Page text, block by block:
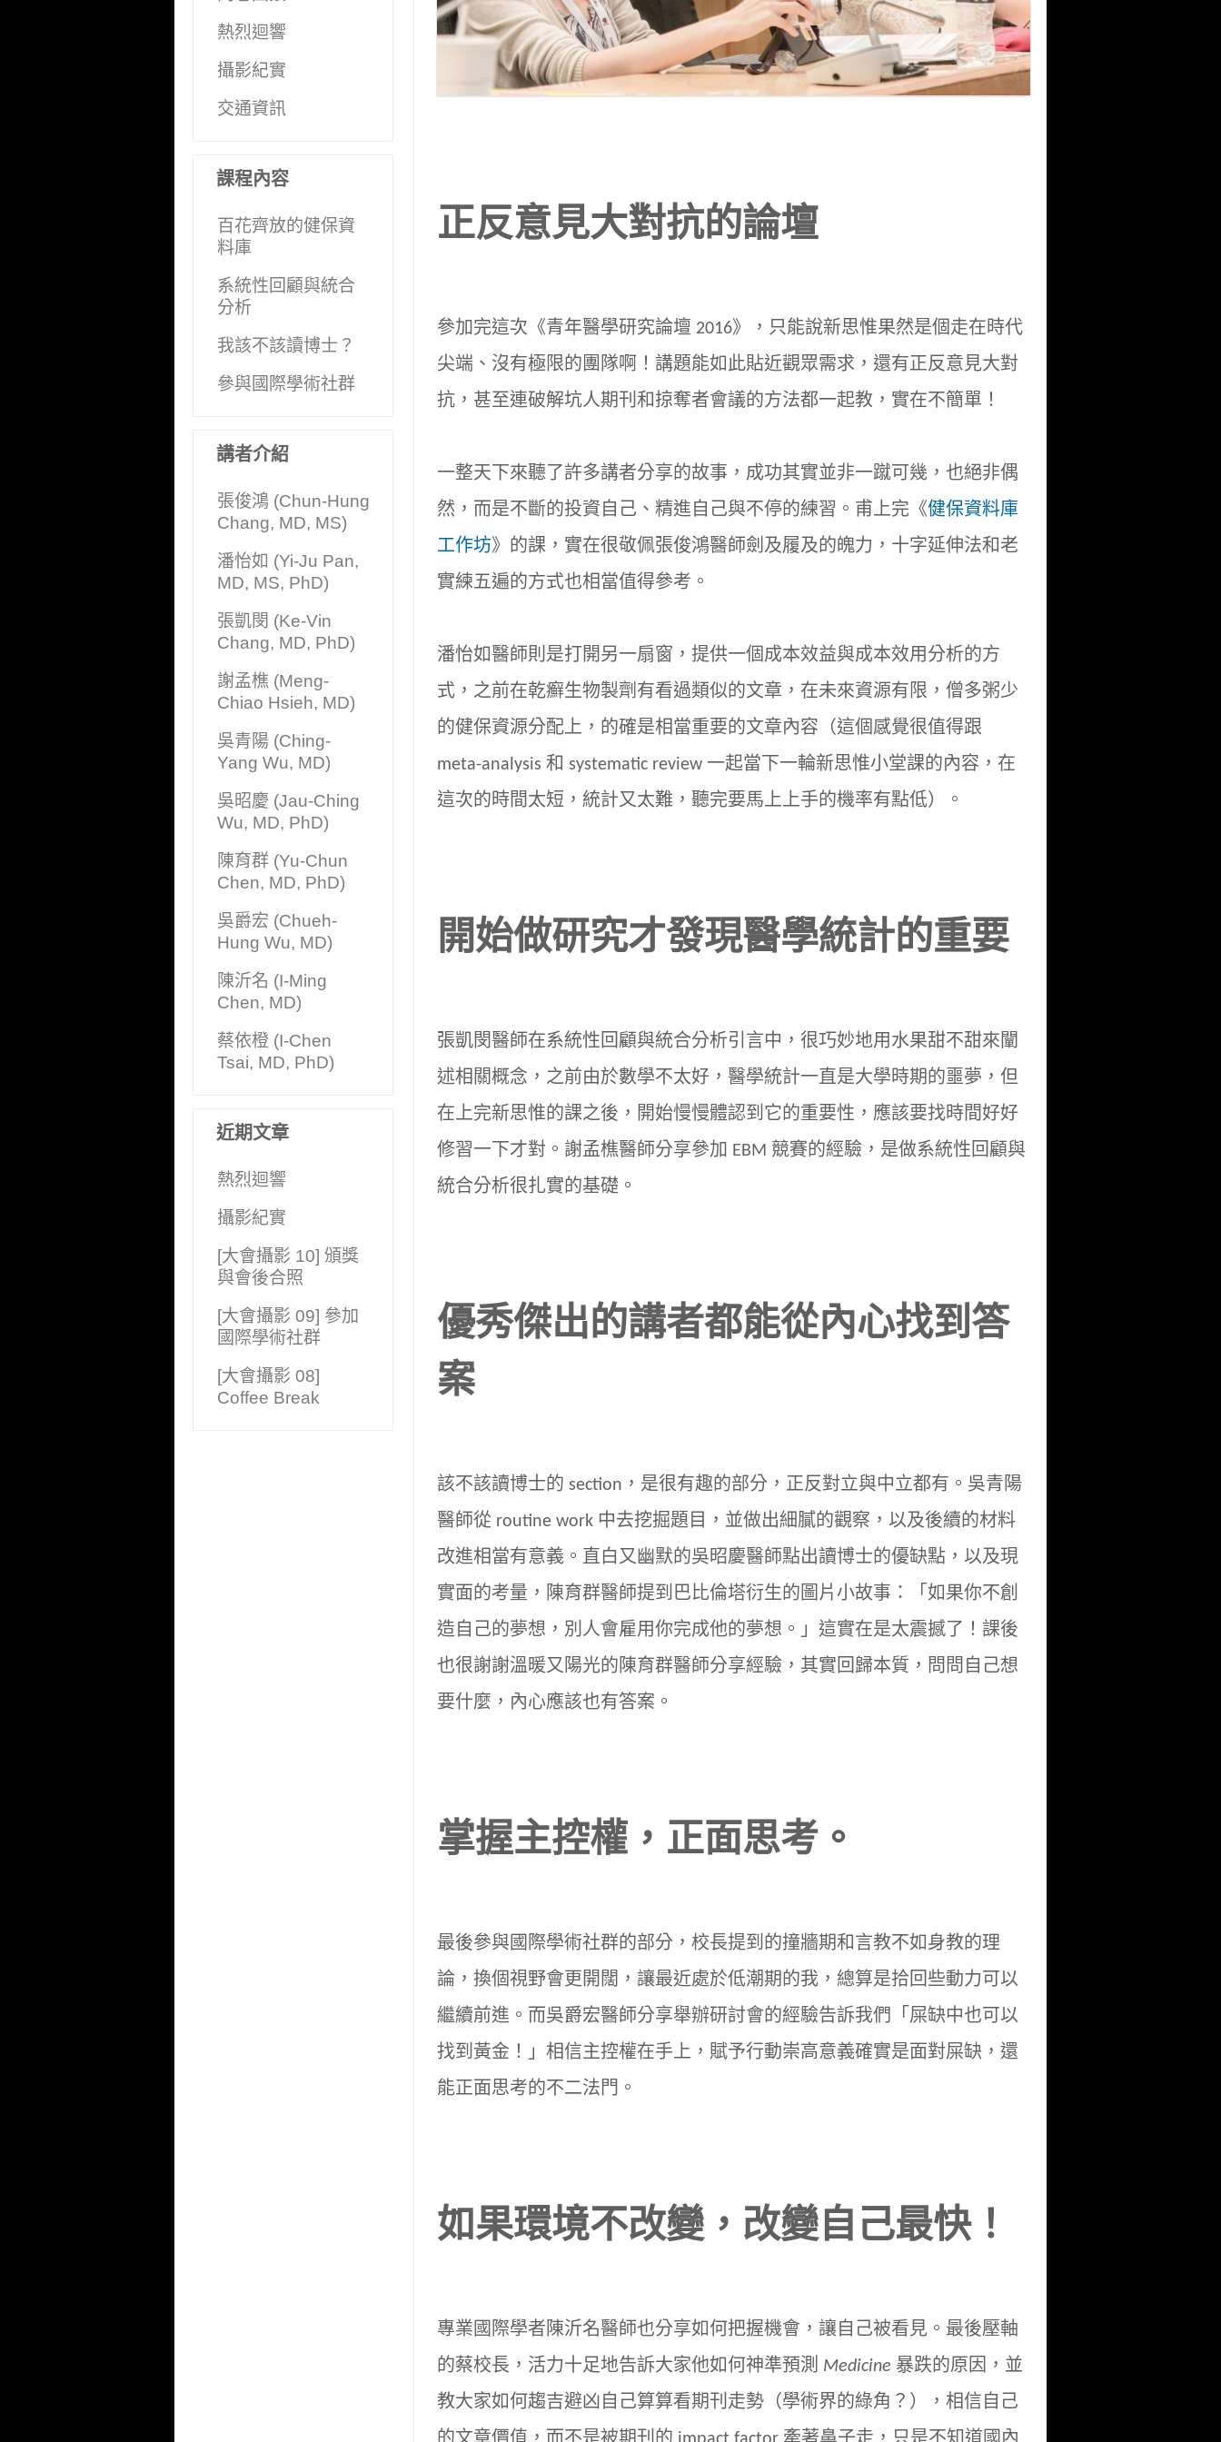
正反意見大對抗的論壇
參加完這次《青年醫學研究論壇 2016》，只能說新思惟果然是個走在時代
尖端、沒有極限的團隊啊！講題能如此貼近觀眾需求，還有正反意見大對
抗，甚至連破解坑人期刊和掠奪者會議的方法都一起教，實在不簡單！
一整天下來聽了許多講者分享的故事，成功其實並非一蹴可幾，也絕非偶
然，而是不斷的投資自己、精進自己與不停的練習。甫上完《健保資料庫
工作坊》的課，實在很敬佩張俊鴻醫師劍及履及的魄力，十字延伸法和老
實練五遍的方式也相當值得參考。
潘怡如醫師則是打開另一扇窗，提供一個成本效益與成本效用分析的方
式，之前在乾癬生物製劑有看過類似的文章，在未來資源有限，僧多粥少
的健保資源分配上，的確是相當重要的文章內容（這個感覺很值得跟
meta-analysis 和 systematic review 一起當下一輪新思惟小堂課的內容，在
這次的時間太短，統計又太難，聽完要馬上上手的機率有點低）。
開始做研究才發現醫學統計的重要
張凱閔醫師在系統性回顧與統合分析引言中，很巧妙地用水果甜不甜來闡
述相關概念，之前由於數學不太好，醫學統計一直是大學時期的噩夢，但
在上完新思惟的課之後，開始慢慢體認到它的重要性，應該要找時間好好
修習一下才對。謝孟樵醫師分享參加 EBM 競賽的經驗，是做系統性回顧與
統合分析很扎實的基礎。
優秀傑出的講者都能從內心找到答
案
該不該讀博士的 section，是很有趣的部分，正反對立與中立都有。吳青陽
醫師從 routine work 中去挖掘題目，並做出細膩的觀察，以及後續的材料
改進相當有意義。直白又幽默的吳昭慶醫師點出讀博士的優缺點，以及現
實面的考量，陳育群醫師提到巴比倫塔衍生的圖片小故事：「如果你不創
造自己的夢想，別人會雇用你完成他的夢想。」這實在是太震撼了！課後
也很謝謝溫暖又陽光的陳育群醫師分享經驗，其實回歸本質，問問自己想
要什麼，內心應該也有答案。
掌握主控權，正面思考。
最後參與國際學術社群的部分，校長提到的撞牆期和言教不如身教的理
論，換個視野會更開闊，讓最近處於低潮期的我，總算是拾回些動力可以
繼續前進。而吳爵宏醫師分享舉辦研討會的經驗告訴我們「屎缺中也可以
找到黃金！」相信主控權在手上，賦予行動崇高意義確實是面對屎缺，還
能正面思考的不二法門。
如果環境不改變，改變自己最快！
專業國際學者陳沂名醫師也分享如何把握機會，讓自己被看見。最後壓軸
的蔡校長，活力十足地告訴大家他如何神準預測 Medicine 暴跌的原因，並
教大家如何趨吉避凶自己算算看期刊走勢（學術界的綠角？），相信自己
熱烈迴響
攝影紀實
交通資訊
課程內容
百花齊放的健保資
料庫
系統性回顧與統合
分析
我該不該讀博士？
參與國際學術社群
講者介紹
張俊鴻 (Chun-Hung
Chang, MD, MS)
潘怡如 (Yi-Ju Pan,
MD, MS, PhD)
張凱閔 (Ke-Vin
Chang, MD, PhD)
謝孟樵 (Meng-
Chiao Hsieh, MD)
吳青陽 (Ching-
Yang Wu, MD)
吳昭慶 (Jau-Ching
Wu, MD, PhD)
陳育群 (Yu-Chun
Chen, MD, PhD)
吳爵宏 (Chueh-
Hung Wu, MD)
陳沂名 (I-Ming
Chen, MD)
蔡依橙 (I-Chen
Tsai, MD, PhD)
近期文章
熱烈迴響
攝影紀實
[大會攝影 10] 頒獎
與會後合照
[大會攝影 09] 參加
國際學術社群
[大會攝影 08]
Coffee Break